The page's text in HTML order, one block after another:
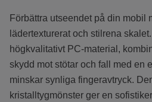
Förbättra utseendet på din mobil
lädertexturerat och stilrena
högkvalitativt PC-material,
skydd mot stötar och fall med en
minskar synliga fingeravtryck.
kristalltygmönster ger en